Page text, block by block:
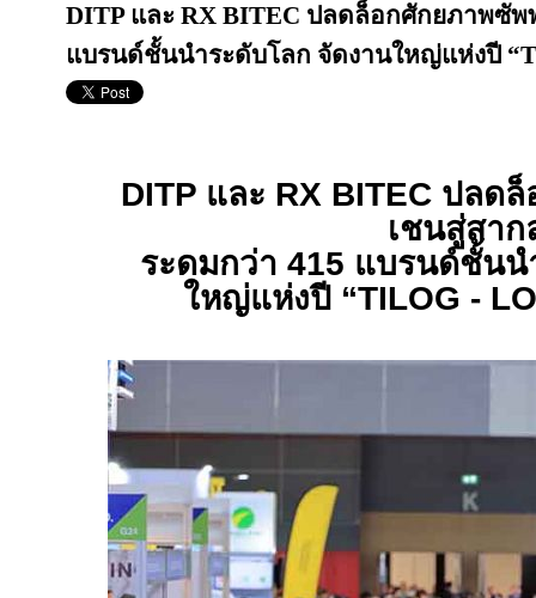
DITP และ RX BITEC ปลดล็อกศักยภาพซัพ
แบรนด์ชั้นนำระดับโลก จัดงานใหญ่แห่งปี
DITP และ RX BITEC ปลดล็
เชนสู่สาก
ระดมกว่า 415 แบรนด์ชั้นน
ใหญ่แห่งปี “TILOG -